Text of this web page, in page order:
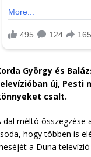
György és
új, Pesti
csalt.
dal méltó összegzése
hogy többen is
a Duna